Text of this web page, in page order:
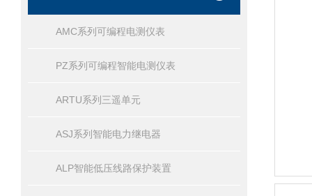
AMC系列可编程电测仪表
PZ系列可编程智能电测仪表
ARTU系列三遥单元
ASJ系列智能电力继电器
ALP智能低压线路保护装置